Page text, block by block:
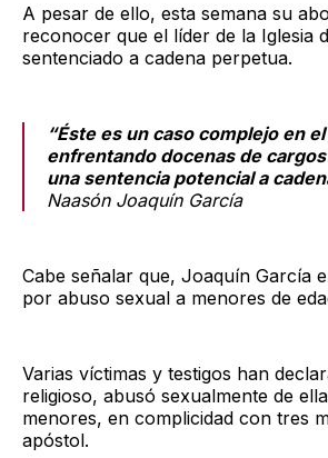
A pesar de ello, esta semana su
reconocer que el líder de la Iglesia
sentenciado a cadena perpetua.
“Éste es un caso complejo en
enfrentando docenas de
una sentencia potencial a
Naasón Joaquín García
Cabe señalar que, Joaquín García
por abuso sexual a menores de
Varias víctimas y testigos han
religioso, abusó sexualmente de
menores, en complicidad con tres
apóstol.